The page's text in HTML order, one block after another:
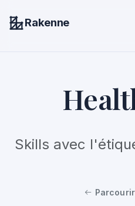
Rakenne
Skills avec